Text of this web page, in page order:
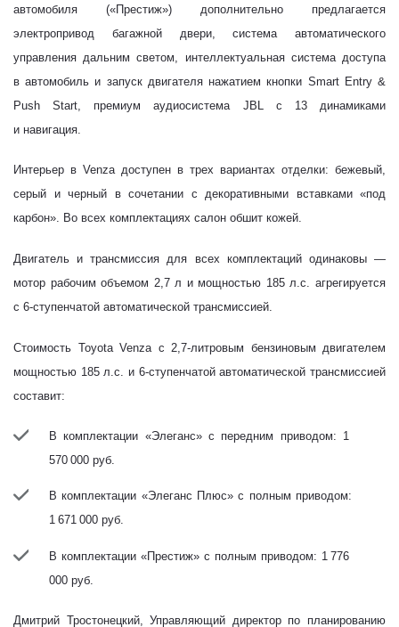
автомобиля («Престиж») дополнительно предлагается
электропривод багажной двери, система автоматического
управления дальним светом, интеллектуальная система доступа
в автомобиль и запуск двигателя нажатием кнопки Smart Entry &
Push Start, премиум аудиосистема JBL с 13 динамиками
и навигация.
Интерьер в Venza доступен в трех вариантах отделки: бежевый,
серый и черный в сочетании с декоративными вставками «под
карбон». Во всех комплектациях салон обшит кожей.
Двигатель и трансмиссия для всех комплектаций одинаковы —
мотор рабочим объемом 2,7 л и мощностью 185 л.с. агрегируется
с 6-ступенчатой автоматической трансмиссией.
Стоимость Toyota Venza с 2,7-литровым бензиновым двигателем
мощностью 185 л.с. и 6-ступенчатой автоматической трансмиссией
составит:
В комплектации «Элеганс» с передним приводом: 1
570 000 руб.
В комплектации «Элеганс Плюс» с полным приводом:
1 671 000 руб.
В комплектации «Престиж» с полным приводом: 1 776
000 руб.
Дмитрий Тростонецкий, Управляющий директор по планированию